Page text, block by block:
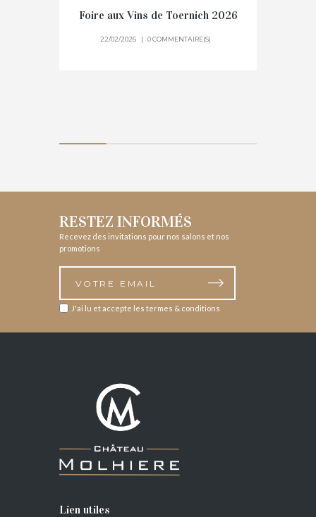
Foire aux Vins de Toernich 2026
22/02/2026 0 COMMENTAIRE(S)
RESTEZ INFORMÉS
Recevez des invitations pour nos salons et nos
promotions
J'ai lu et accepte les termes & conditions
Lien utiles